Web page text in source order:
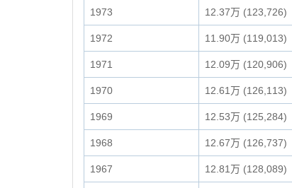
1973 12.37万 (123,726)
1972 11.90万 (119,013)
1971 12.09万 (120,906)
1970 12.61万 (126,113)
1969 12.53万 (125,284)
1968 12.67万 (126,737)
1967 12.81万 (128,089)